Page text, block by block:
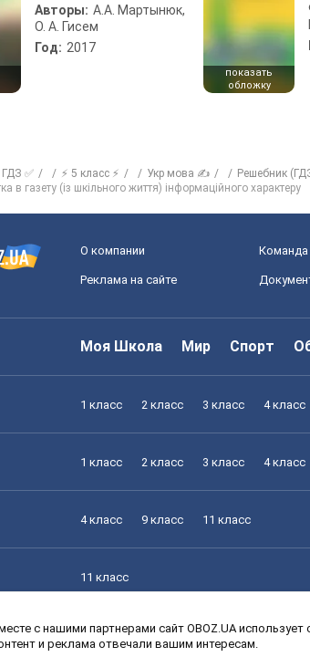
Авторы: А.А. Мартынюк,
О. А. Гисем
Год: 2017
показать
обложку
ГДЗ ✅ ⚡ 5 класс ⚡ Укр мова ✍ Решебник
в газету (із шкільного життя) інформаційного характеру
О компании Команда
Реклама на сайте
Моя Школа Мир Спорт
1 класс 2 класс 3 класс 4 класс
1 класс 2 класс 3 класс 4 класс
4 класс 9 класс 11 класс
11 класс
1 класс 2 класс 3 класс 4 класс
с нашими партнерами сайт OBOZ.UA
и реклама отвечали вашим интересам.